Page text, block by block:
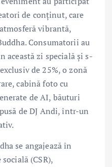
de conținut, care
vibrantă,
Consumatorii au
această zi specială și s-
de 25%, o zonă
cabină foto cu
de AI, băuturi
de DJ Andi, într-un
se angajează în
(CSR),